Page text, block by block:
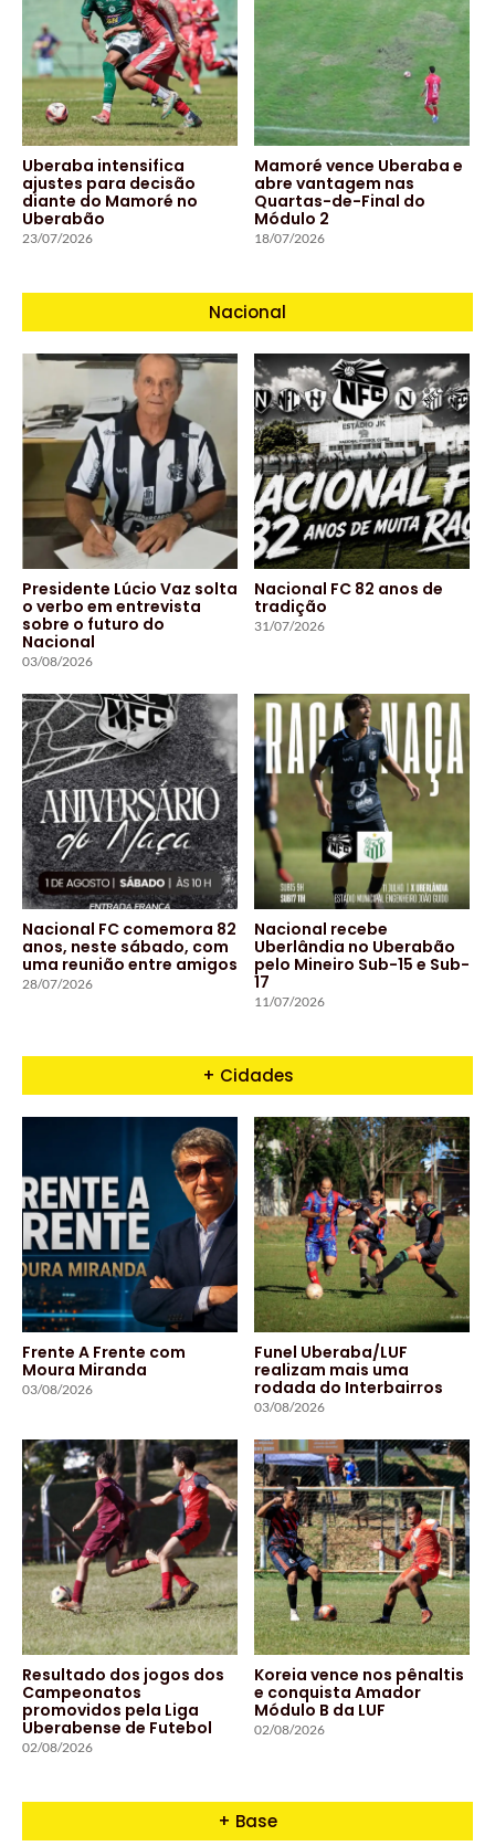
Uberaba intensifica
ajustes para decisão
diante do Mamoré no
Uberabão
23/07/2026
Mamoré vence Uberaba e
abre vantagem nas
Quartas-de-Final do
Módulo 2
18/07/2026
Nacional
Presidente Lúcio Vaz solta
o verbo em entrevista
sobre o futuro do
Nacional
03/08/2026
Nacional FC 82 anos de
tradição
31/07/2026
Nacional FC comemora 82
anos, neste sábado, com
uma reunião entre amigos
28/07/2026
Nacional recebe
Uberlândia no Uberabão
pelo Mineiro Sub-15 e Sub-
17
11/07/2026
+ Cidades
Frente A Frente com
Moura Miranda
03/08/2026
Funel Uberaba/LUF
realizam mais uma
rodada do Interbairros
03/08/2026
Resultado dos jogos dos
Campeonatos
promovidos pela Liga
Uberabense de Futebol
02/08/2026
Koreia vence nos pênaltis
e conquista Amador
Módulo B da LUF
02/08/2026
+ Base